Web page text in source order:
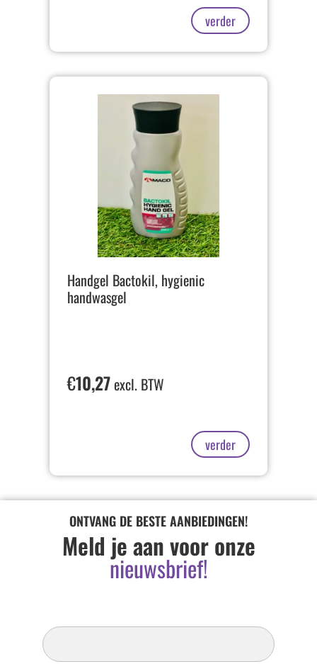
verder
Handgel Bactokil, hygienic
handwasgel
€10,27excl. BTW
verder
ONTVANG DE BESTE AANBIEDINGEN!
Meld je aan voor onze
nieuwsbrief!
Inschrijven
Nieuwsbrief